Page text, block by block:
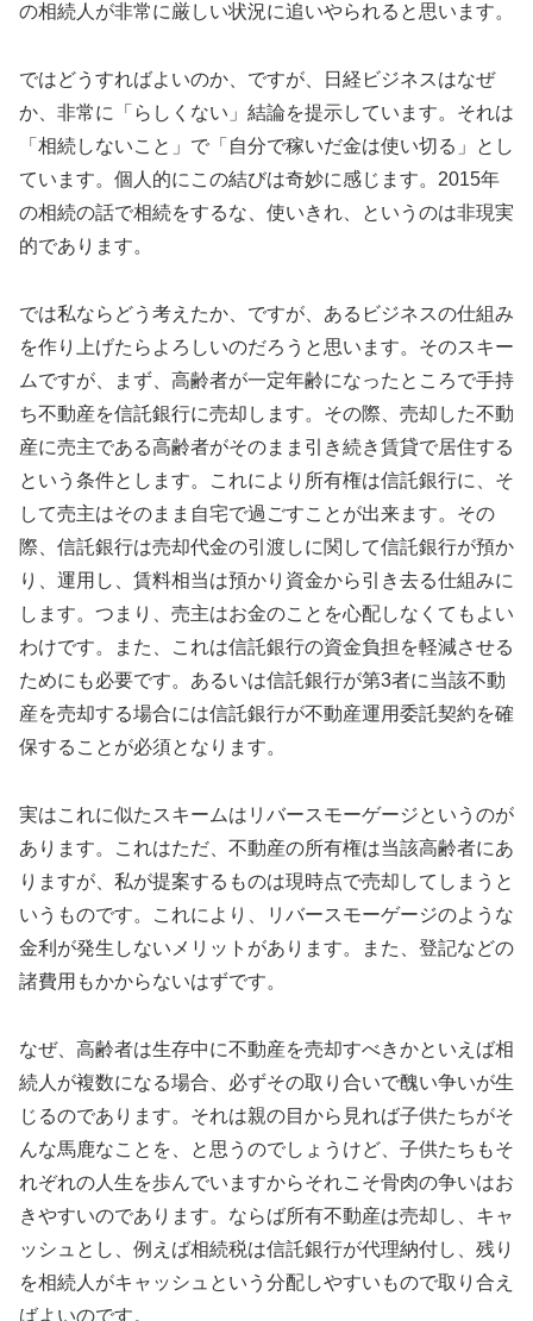
の相続人が非常に厳しい状況に追いやられると思います。
ではどうすればよいのか、ですが、日経ビジネスはなぜ
か、非常に「らしくない」結論を提示しています。それは
「相続しないこと」で「自分で稼いだ金は使い切る」とし
ています。個人的にこの結びは奇妙に感じます。2015年
の相続の話で相続をするな、使いきれ、というのは非現実
的であります。
では私ならどう考えたか、ですが、あるビジネスの仕組み
を作り上げたらよろしいのだろうと思います。そのスキー
ムですが、まず、高齢者が一定年齢になったところで手持
ち不動産を信託銀行に売却します。その際、売却した不動
産に売主である高齢者がそのまま引き続き賃貸で居住する
という条件とします。これにより所有権は信託銀行に、そ
して売主はそのまま自宅で過ごすことが出来ます。その
際、信託銀行は売却代金の引渡しに関して信託銀行が預か
り、運用し、賃料相当は預かり資金から引き去る仕組みに
します。つまり、売主はお金のことを心配しなくてもよい
わけです。また、これは信託銀行の資金負担を軽減させる
ためにも必要です。あるいは信託銀行が第3者に当該不動
産を売却する場合には信託銀行が不動産運用委託契約を確
保することが必須となります。
実はこれに似たスキームはリバースモーゲージというのが
あります。これはただ、不動産の所有権は当該高齢者にあ
りますが、私が提案するものは現時点で売却してしまうと
いうものです。これにより、リバースモーゲージのような
金利が発生しないメリットがあります。また、登記などの
諸費用もかからないはずです。
なぜ、高齢者は生存中に不動産を売却すべきかといえば相
続人が複数になる場合、必ずその取り合いで醜い争いが生
じるのであります。それは親の目から見れば子供たちがそ
んな馬鹿なことを、と思うのでしょうけど、子供たちもそ
れぞれの人生を歩んでいますからそれこそ骨肉の争いはお
きやすいのであります。ならば所有不動産は売却し、キャ
ッシュとし、例えば相続税は信託銀行が代理納付し、残り
を相続人がキャッシュという分配しやすいもので取り合え
ばよいのです。